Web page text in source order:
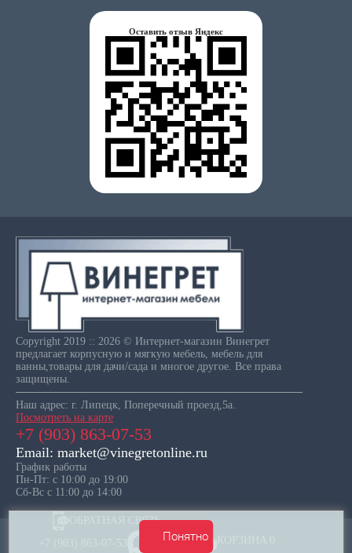
Понятно
Оставить отзыв Яндекс
Copyright 2019 :: 2026 © Интернет-магазин Винегрет
предлагает корпусную и мягкую мебель, мебель для
ванны,товары для дачи/сада и многое другое. Все права
защищены.
Наш адрес: г. Липецк, Поперечный проезд,5а.
Посмотреть на карте
+7 (903) 863-07-53
Email: market@vinegretonline.ru
График работы
Пн-Пт: с 10:00 до 19:00
Сб-Вс с 11:00 до 14:00
ОБРАТНАЯ СВЯЗЬ